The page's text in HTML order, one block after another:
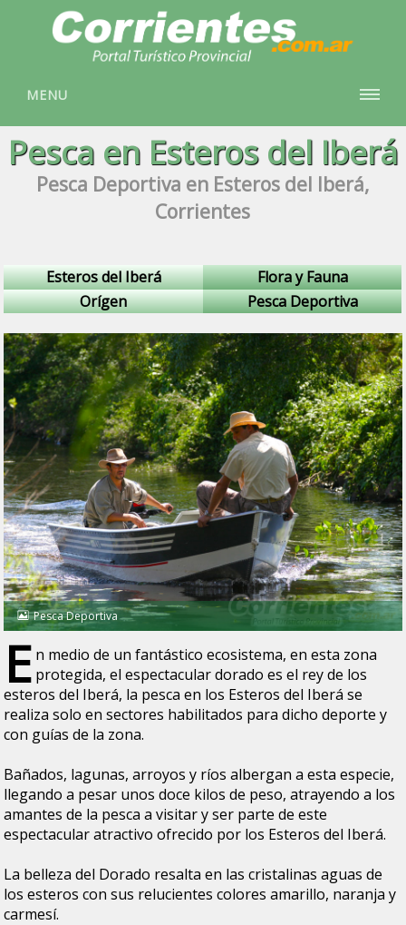
MENU
Pesca en Esteros del Iberá
Pesca Deportiva en Esteros del Iberá,
Corrientes
Esteros del Iberá
Flora y Fauna
Orígen
Pesca Deportiva
Pesca Deportiva
E n medio de un fantástico ecosistema, en esta zona
protegida, el espectacular dorado es el rey de los
esteros del Iberá, la pesca en los Esteros del Iberá se
realiza solo en sectores habilitados para dicho deporte y
con guías de la zona.
Bañados, lagunas, arroyos y ríos albergan a esta especie,
llegando a pesar unos doce kilos de peso, atrayendo a los
amantes de la pesca a visitar y ser parte de este
espectacular atractivo ofrecido por los Esteros del Iberá.
La belleza del Dorado resalta en las cristalinas aguas de
los esteros con sus relucientes colores amarillo, naranja y
carmesí.